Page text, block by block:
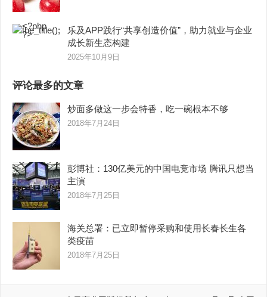
乐及APP践行“共享创造价值”，助力就业与企业
成长新生态构建
2025年10月9日
评论最多的文章
炒面多做这一步会特香，吃一碗根本不够
2018年7月24日
彭博社：130亿美元的中国电竞市场 腾讯只想当
主演
2018年7月25日
海关总署：已立即暂停采购和使用长春长生各
类疫苗
2018年7月25日